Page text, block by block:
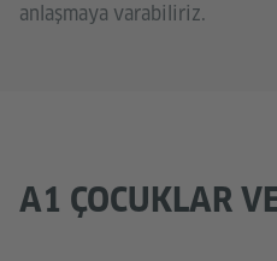
anlaşmaya varabiliriz.
A1 ÇOCUKLAR